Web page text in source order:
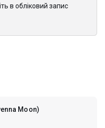
в обліковий запис
Moon)